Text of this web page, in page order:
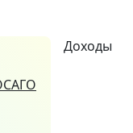
Доходы